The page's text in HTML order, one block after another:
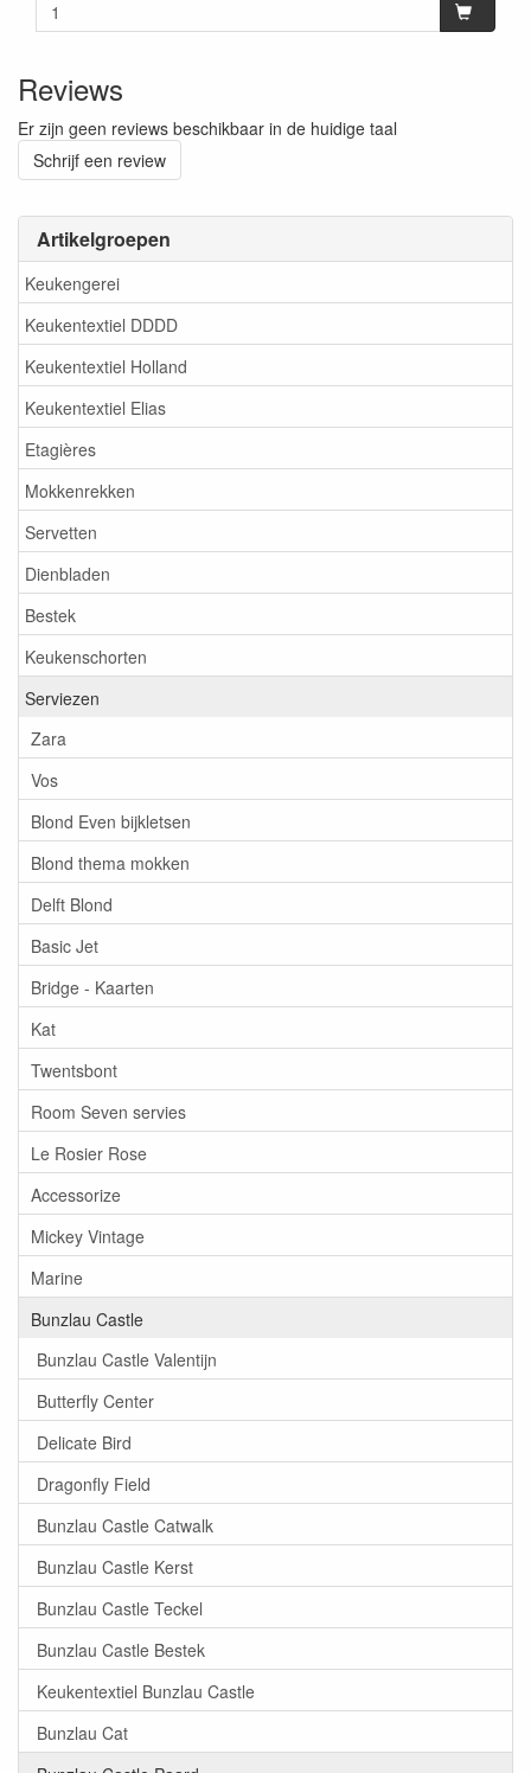
Artikelgroepen
Keukengerei
Keukentextiel DDDD
Keukentextiel Holland
Keukentextiel Elias
Etagières
Mokkenrekken
Servetten
Dienbladen
Bestek
Keukenschorten
Serviezen
Zara
Vos
Blond Even bijkletsen
Blond thema mokken
Delft Blond
Basic Jet
Bridge - Kaarten
Kat
Twentsbont
Room Seven servies
Le Rosier Rose
Accessorize
Mickey Vintage
Marine
Bunzlau Castle
Bunzlau Castle Valentijn
Butterfly Center
Delicate Bird
Dragonfly Field
Bunzlau Castle Catwalk
Bunzlau Castle Kerst
Bunzlau Castle Teckel
Bunzlau Castle Bestek
Keukentextiel Bunzlau Castle
Bunzlau Cat
Reviews
Er zijn geen reviews beschikbaar in de huidige taal
Schrijf een review